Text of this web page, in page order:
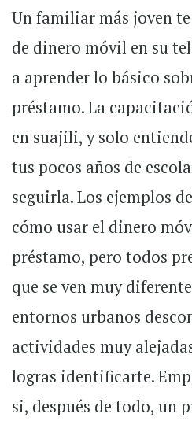
Un familiar más joven
de dinero móvil en su
a aprender lo básico
préstamo. La
en suajili, y solo
tus pocos años de
seguirla. Los ejemplos
cómo usar el dinero
préstamo, pero todos
que se ven muy
entornos urbanos
actividades muy
logras identificarte.
si, después de todo, un